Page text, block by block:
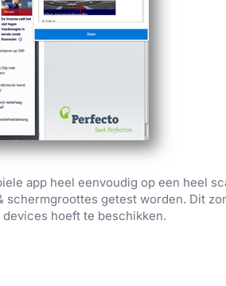
app heel eenvoudig op een heel
schermgroottes getest worden. Dit
hoeft te beschikken.